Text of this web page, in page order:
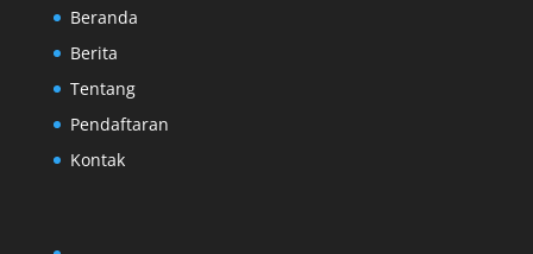
Beranda
Berita
Tentang
Pendaftaran
Kontak